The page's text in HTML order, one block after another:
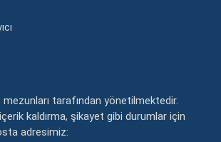
tarafından yönetilmektedir.
kaldırma, şikayet gibi durumlar için
adresimiz: